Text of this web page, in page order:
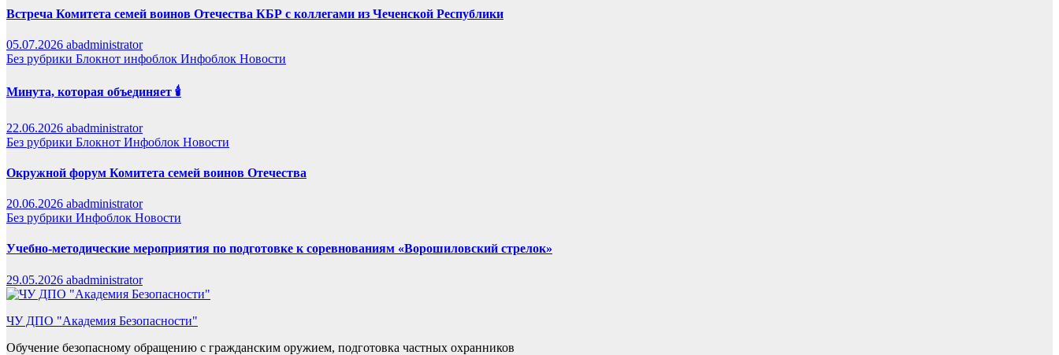
Встреча Комитета семей воинов Отечества КБР с коллегами из Чеченской Республики
05.07.2026 abadministrator
Без рубрики Блокнот инфоблок Инфоблок Новости
Минута, которая объединяет 🕯️
22.06.2026 abadministrator
Без рубрики Блокнот Инфоблок Новости
Окружной форум Комитета семей воинов Отечества
20.06.2026 abadministrator
Без рубрики Инфоблок Новости
Учебно-методические мероприятия по подготовке к соревнованиям «Ворошиловский стрелок»
29.05.2026 abadministrator
ЧУ ДПО "Академия Безопасности"
Обучение безопасному обращению с гражданским оружием, подготовка частных охранников